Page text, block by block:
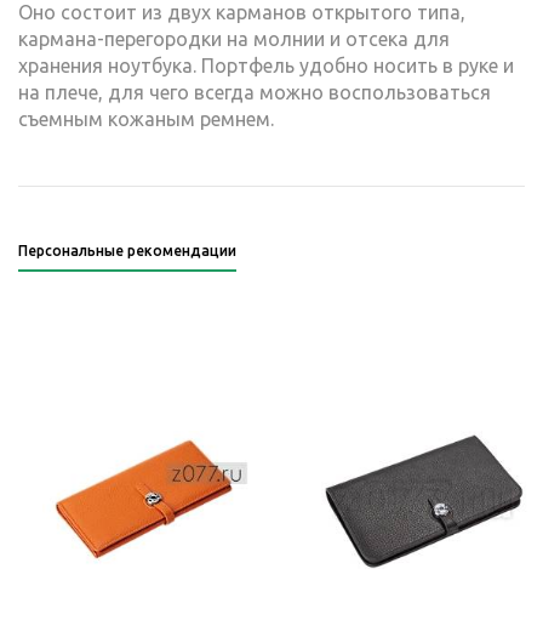
Оно состоит из двух карманов открытого типа,
кармана-перегородки на молнии и отсека для
хранения ноутбука. Портфель удобно носить в руке и
на плече, для чего всегда можно воспользоваться
съемным кожаным ремнем.
Персональные рекомендации